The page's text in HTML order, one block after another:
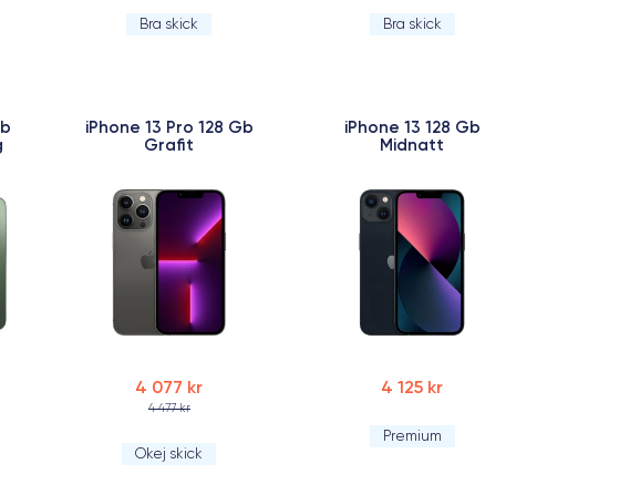
Bra skick Bra skick
iPhone 13 Pro 128 Gb
Grafit
4 077 kr
4 477 kr
Okej skick
iPhone 13 128 Gb
Midnatt
4 125 kr
Premium